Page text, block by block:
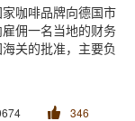
咖啡品牌向德国市
佣一名当地的财务
关的批准，主要负
346